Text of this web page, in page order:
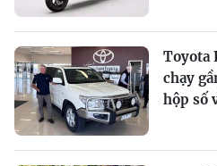
Toyota
chạy
hộp số